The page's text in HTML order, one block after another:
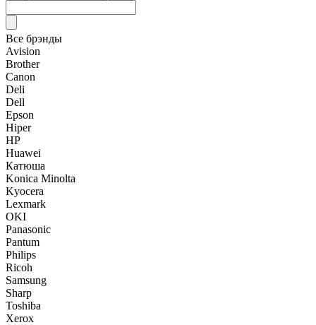
Все брэнды
Avision
Brother
Canon
Deli
Dell
Epson
Hiper
HP
Huawei
Катюша
Konica Minolta
Kyocera
Lexmark
OKI
Panasonic
Pantum
Philips
Ricoh
Samsung
Sharp
Toshiba
Xerox